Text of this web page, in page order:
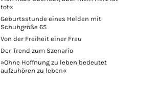
tot«
Geburtsstunde eines Helden mit
Schuhgröße 65
Von der Freiheit einer Frau
Der Trend zum Szenario
»Ohne Hoffnung zu leben bedeutet
aufzuhören zu leben«